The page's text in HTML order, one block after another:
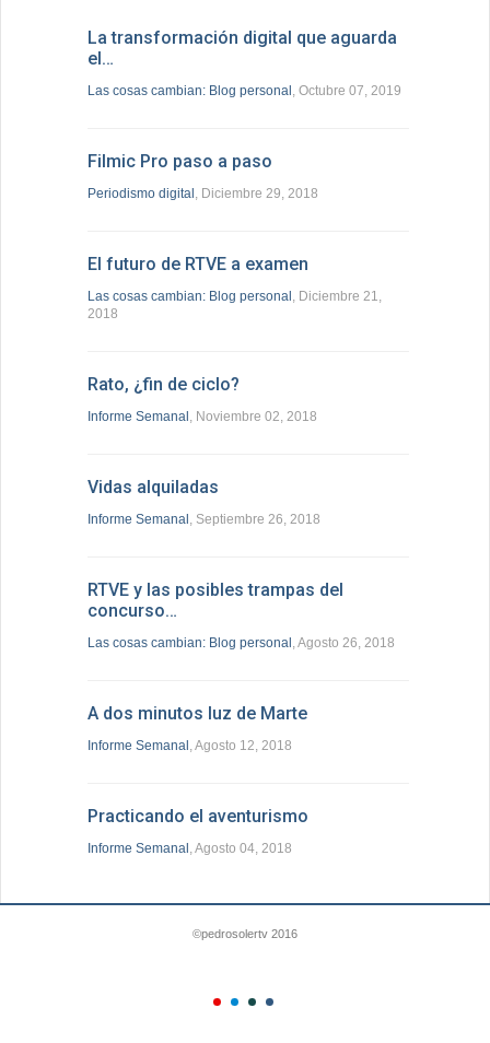
La transformación digital que aguarda
el…
Las cosas cambian: Blog personal , Octubre 07, 2019
Filmic Pro paso a paso
Periodismo digital , Diciembre 29, 2018
El futuro de RTVE a examen
Las cosas cambian: Blog personal , Diciembre 21,
2018
Rato, ¿fin de ciclo?
Informe Semanal , Noviembre 02, 2018
Vidas alquiladas
Informe Semanal , Septiembre 26, 2018
RTVE y las posibles trampas del
concurso…
Las cosas cambian: Blog personal , Agosto 26, 2018
A dos minutos luz de Marte
Informe Semanal , Agosto 12, 2018
Practicando el aventurismo
Informe Semanal , Agosto 04, 2018
©pedrosolertv 2016